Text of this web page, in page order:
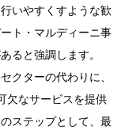
いやすくすような歓
ト・マルディーニ事
ると強調します。
クターの代わりに、
欠なサービスを提供
ステップとして、最